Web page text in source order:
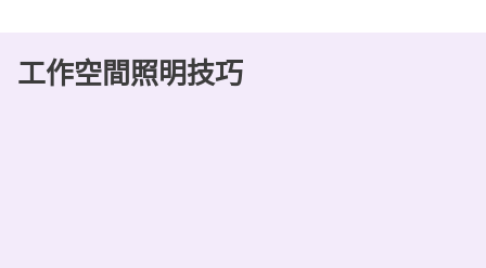
工作空間照明技巧